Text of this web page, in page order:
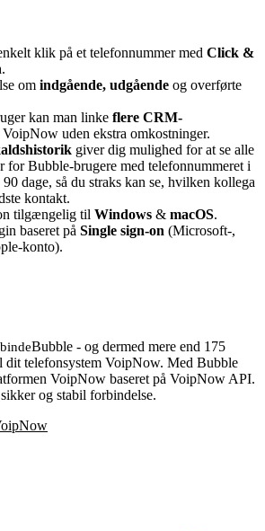
klik på et telefonnummer med Click &
.
om indgående, udgående og overførte
kan man linke flere CRM-
uden ekstra omkostninger.
giver dig mulighed for at se alle
for Bubble-brugere med telefonnummeret i
dage, så du straks kan se, hvilken kollega
kontakt.
tilgængelig til Windows & macOS.
baseret på Single sign-on (Microsoft-,
konto).
Bubble - og dermed mere end 175
telefonsystem VoipNow. Med Bubble
VoipNow baseret på VoipNow API.
og stabil forbindelse.